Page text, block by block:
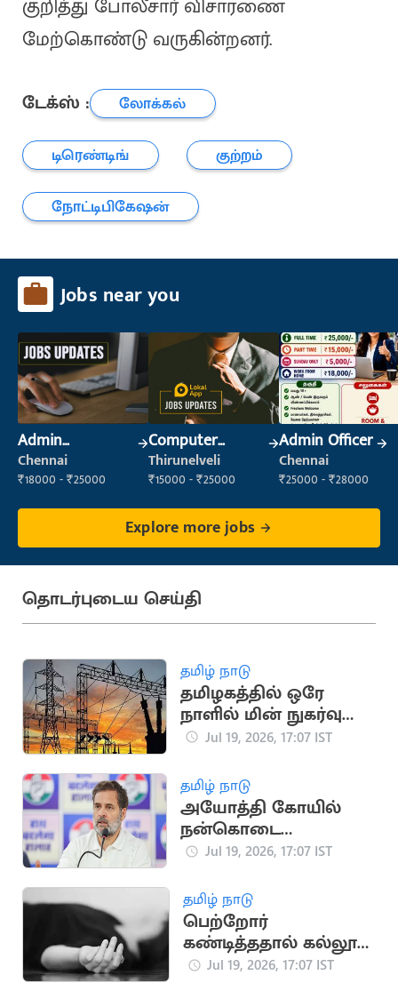
குறித்து போலீசார் விசாரணை
மேற்கொண்டு வருகின்றனர்.
டேக்ஸ் :
லோக்கல்
டிரெண்டிங்
குற்றம்
நோட்டிபிகேஷன்
Jobs near you
Admin
Supervisor
Chennai
₹18000 - ₹25000
Computer
Operator
Thirunelveli
₹15000 - ₹25000
Admin Officer
Chennai
₹25000 - ₹28000
Explore more jobs
தொடர்புடைய செய்தி
தமிழ் நாடு
தமிழகத்தில் ஒரே
நாளில் மின் நுகர்வு
475.45 மில்லியன்
Jul 19, 2026, 17:07 IST
தமிழ் நாடு
அயோத்தி கோயில்
நன்கொடை
விவகாரம்: பிரதமருக்கு
Jul 19, 2026, 17:07 IST
தமிழ் நாடு
பெற்றோர்
கண்டித்ததால் கல்லூரி
மாணவி தற்கொலை
Jul 19, 2026, 17:07 IST